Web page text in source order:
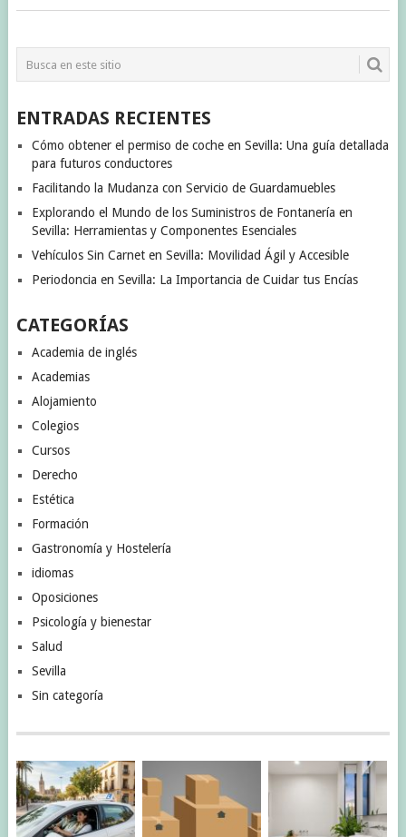
ENTRADAS RECIENTES
Cómo obtener el permiso de coche en Sevilla: Una guía detallada
para futuros conductores
Facilitando la Mudanza con Servicio de Guardamuebles
Explorando el Mundo de los Suministros de Fontanería en
Sevilla: Herramientas y Componentes Esenciales
Vehículos Sin Carnet en Sevilla: Movilidad Ágil y Accesible
Periodoncia en Sevilla: La Importancia de Cuidar tus Encías
CATEGORÍAS
Academia de inglés
Academias
Alojamiento
Colegios
Cursos
Derecho
Estética
Formación
Gastronomía y Hostelería
idiomas
Oposiciones
Psicología y bienestar
Salud
Sevilla
Sin categoría